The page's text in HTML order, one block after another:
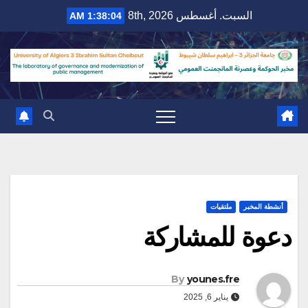
to
content
السبت. أغسطس 8th, 2026 1:38:05 AM
أنشطة المخبر ملتقيات
دعوة للمشاركة
By younes.fre
يناير 6, 2025